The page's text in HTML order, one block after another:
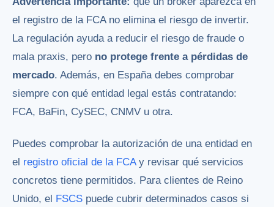
el registro de la FCA no elimina el riesgo de invertir.
La regulación ayuda a reducir el riesgo de fraude o
mala praxis, pero no protege frente a pérdidas de
mercado. Además, en España debes comprobar
siempre con qué entidad legal estás contratando:
FCA, BaFin, CySEC, CNMV u otra.
Puedes comprobar la autorización de una entidad en
el registro oficial de la FCAy revisar qué servicios
concretos tiene permitidos. Para clientes de Reino
Unido, el
FSCS puede cubrir determinados casos si